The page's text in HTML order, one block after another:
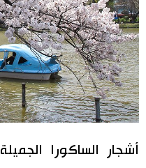
أشجار الساكورا